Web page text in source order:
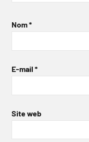
Nom*
E-mail *
Site web